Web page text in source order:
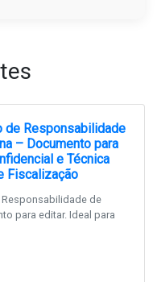
de Responsabilidade
– Documento para
e Técnica
Fiscalização
de
para editar. Ideal para